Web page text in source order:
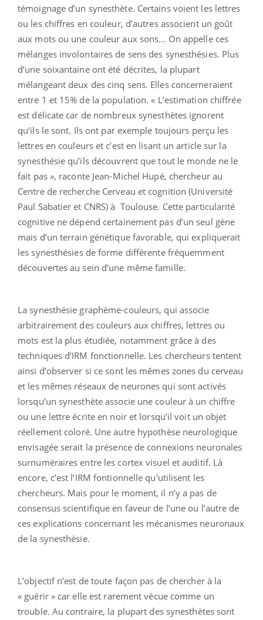
témoignage d’un synesthète. Certains voient les lettres
ou les chiffres en couleur, d’autres associent un goût
aux mots ou une couleur aux sons... On appelle ces
mélanges involontaires de sens des synesthésies. Plus
d’une soixantaine ont été décrites, la plupart
mélangeant deux des cinq sens. Elles concerneraient
entre 1 et 15% de la population. « L’estimation chiffrée
est délicate car de nombreux synesthètes ignorent
qu’ils le sont. Ils ont par exemple toujours perçu les
lettres en couleurs et c’est en lisant un article sur la
synesthésie qu’ils découvrent que tout le monde ne le
fait pas », raconte Jean-Michel Hupé, chercheur au
Centre de recherche Cerveau et cognition (Université
Paul Sabatier et CNRS) à Toulouse. Cette particularité
cognitive ne dépend certainement pas d’un seul gène
mais d’un terrain génétique favorable, qui expliquerait
les synesthésies de forme différente fréquemment
découvertes au sein d’une même famille.
La synesthésie graphème-couleurs, qui associe
arbitrairement des couleurs aux chiffres, lettres ou
mots est la plus étudiée, notamment grâce à des
techniques d’IRM fonctionnelle. Les chercheurs tentent
ainsi d’observer si ce sont les mêmes zones du cerveau
et les mêmes réseaux de neurones qui sont activés
lorsqu’un synesthète associe une couleur à un chiffre
ou une lettre écrite en noir et lorsqu’il voit un objet
réellement coloré. Une autre hypothèse neurologique
envisagée serait la présence de connexions neuronales
surnuméraires entre les cortex visuel et auditif. Là
encore, c’est l’IRM fontionnelle qu’utilisent les
chercheurs. Mais pour le moment, il n’y a pas de
consensus scientifique en faveur de l’une ou l’autre de
ces explications concernant les mécanismes neuronaux
de la synesthésie.
L’objectif n’est de toute façon pas de chercher à la
« guérir » car elle est rarement vécue comme un
trouble. Au contraire, la plupart des synesthètes sont